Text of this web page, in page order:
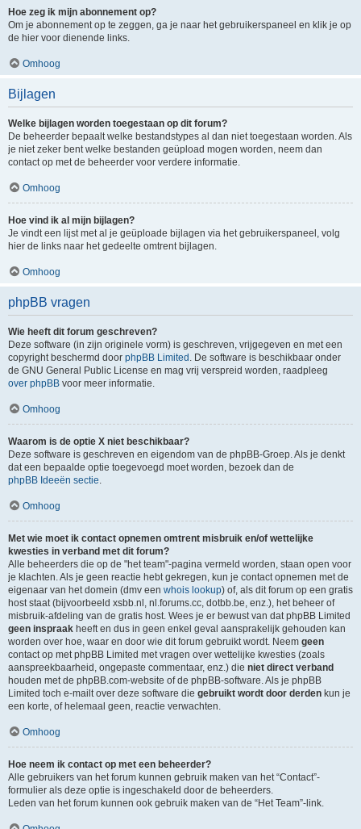
Hoe zeg ik mijn abonnement op?
Om je abonnement op te zeggen, ga je naar het gebruikerspaneel en klik je op
de hier voor dienende links.
Omhoog
Bijlagen
Welke bijlagen worden toegestaan op dit forum?
De beheerder bepaalt welke bestandstypes al dan niet toegestaan worden. Als
je niet zeker bent welke bestanden geüpload mogen worden, neem dan
contact op met de beheerder voor verdere informatie.
Omhoog
Hoe vind ik al mijn bijlagen?
Je vindt een lijst met al je geüploade bijlagen via het gebruikerspaneel, volg
hier de links naar het gedeelte omtrent bijlagen.
Omhoog
phpBB vragen
Wie heeft dit forum geschreven?
Deze software (in zijn originele vorm) is geschreven, vrijgegeven en met een
copyright beschermd door phpBB Limited . De software is beschikbaar onder
de GNU General Public License en mag vrij verspreid worden, raadpleeg
over phpBB voor meer informatie.
Omhoog
Waarom is de optie X niet beschikbaar?
Deze software is geschreven en eigendom van de phpBB-Groep. Als je denkt
dat een bepaalde optie toegevoegd moet worden, bezoek dan de
phpBB Ideeën sectie.
Omhoog
Met wie moet ik contact opnemen omtrent misbruik en/of wettelijke
kwesties in verband met dit forum?
Alle beheerders die op de "het team"-pagina vermeld worden, staan open voor
je klachten. Als je geen reactie hebt gekregen, kun je contact opnemen met de
eigenaar van het domein (dmv een whois lookup) of, als dit forum op een gratis
host staat (bijvoorbeeld xsbb.nl, nl.forums.cc, dotbb.be, enz.), het beheer of
misbruik-afdeling van de gratis host. Wees je er bewust van dat phpBB Limited
geen inspraak heeft en dus in geen enkel geval aansprakelijk gehouden kan
worden over hoe, waar en door wie dit forum gebruikt wordt. Neem geen
contact op met phpBB Limited met vragen over wettelijke kwesties (zoals
aanspreekbaarheid, ongepaste commentaar, enz.) die niet direct verband
houden met de phpBB.com-website of de phpBB-software. Als je phpBB
Limited toch e-mailt over deze software die gebruikt wordt door derden kun je
een korte, of helemaal geen, reactie verwachten.
Omhoog
Hoe neem ik contact op met een beheerder?
Alle gebruikers van het forum kunnen gebruik maken van het “Contact”-
formulier als deze optie is ingeschakeld door de beheerders.
Leden van het forum kunnen ook gebruik maken van de “Het Team”-link.